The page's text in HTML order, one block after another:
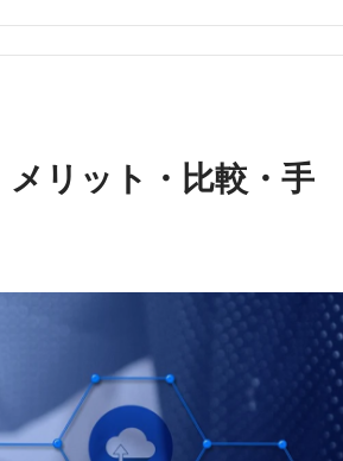
リット・比較・手